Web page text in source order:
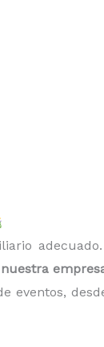
adecuado.
nuestra
eventos,